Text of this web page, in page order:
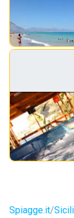
Spiagge.it